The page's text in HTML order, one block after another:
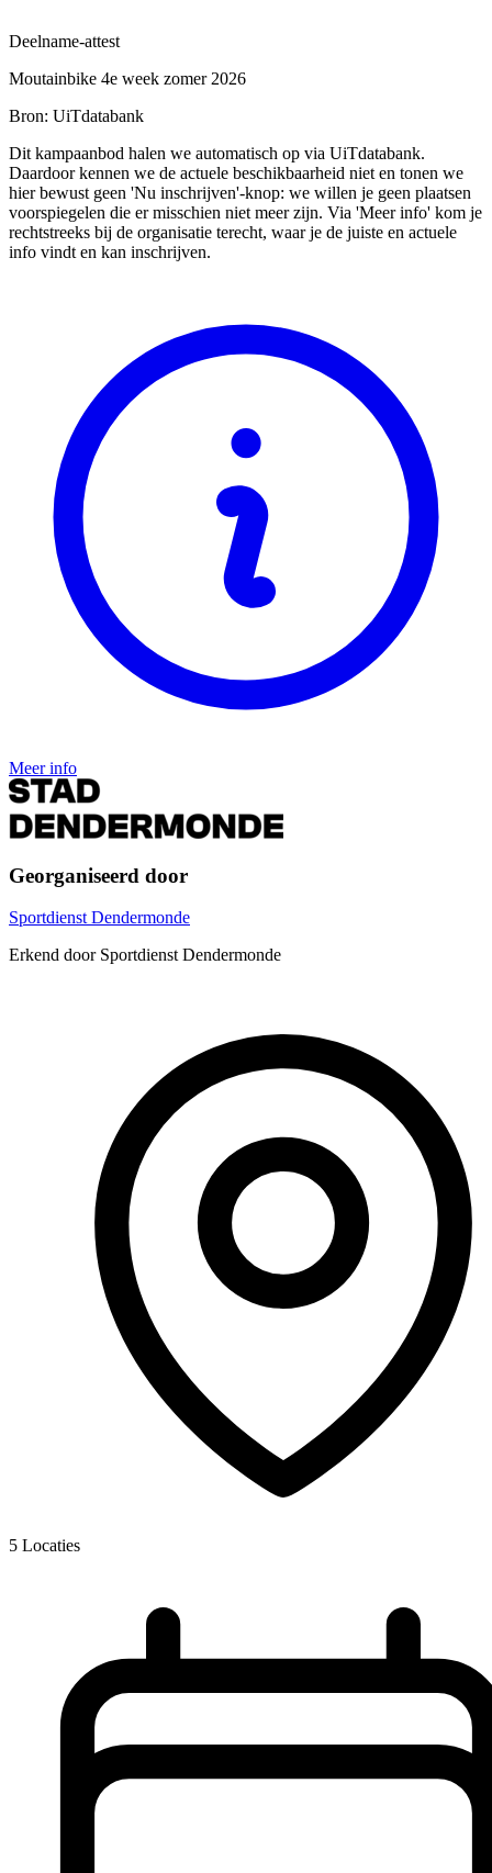
Deelname-attest
Moutainbike 4e week zomer 2026
Bron: UiTdatabank
Dit kampaanbod halen we automatisch op via UiTdatabank.
Daardoor kennen we de actuele beschikbaarheid niet en tonen we
hier bewust geen 'Nu inschrijven'-knop: we willen je geen plaatsen
voorspiegelen die er misschien niet meer zijn. Via 'Meer info' kom je
rechtstreeks bij de organisatie terecht, waar je de juiste en actuele
info vindt en kan inschrijven.
Meer info
Georganiseerd door
Sportdienst Dendermonde
Erkend door Sportdienst Dendermonde
5 Locaties